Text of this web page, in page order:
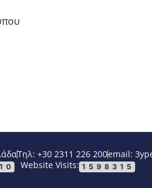
Τηλ: +30 2311 226 200email:
Website Visits: 1598315